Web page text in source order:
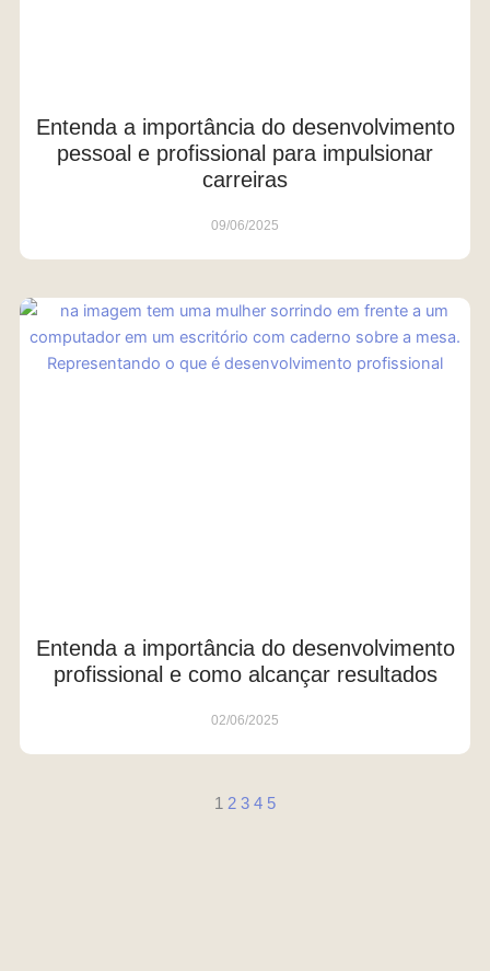
Entenda a importância do desenvolvimento
pessoal e profissional para impulsionar
carreiras
09/06/2025
Entenda a importância do desenvolvimento
profissional e como alcançar resultados
02/06/2025
1 2 3 4 5